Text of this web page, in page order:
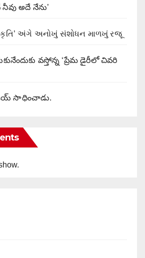
అదే నేను’
અંગે અનોખું સંશોધન માળખું રજૂ
వస్తోన్న ‘ప్రేమ డైరీలో చివరి
సాధించాడు.